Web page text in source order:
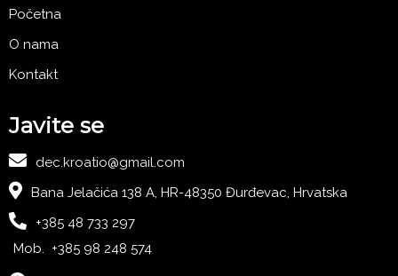
Početna
O nama
Kontakt
Javite se
dec.kroatio@gmail.com
Bana Jelačića 138 A, HR-48350 Đurđevac, Hrvatska
+385 48 733 297
Mob. +385 98 248 574